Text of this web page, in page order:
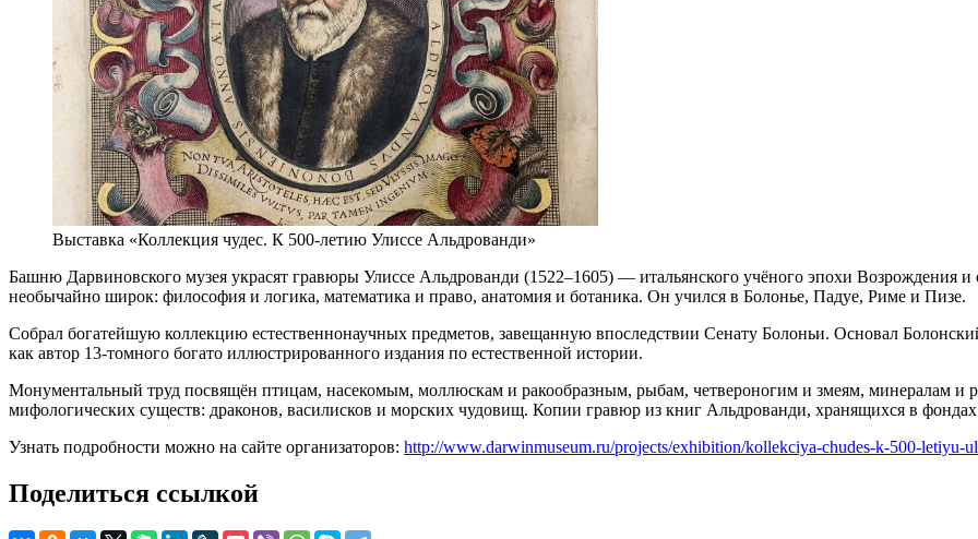
Выставка «Коллекция чудес. К 500-летию Улиссе Альдрованди»
Башню Дарвиновского музея украсят гравюры Улиссе Альдрованди (1522–1605) — итальянского учёного эпохи Возрождения и
необычайно широк: философия и логика, математика и право, анатомия и ботаника. Он учился в Болонье, Падуе, Риме и Пизе.
Собрал богатейшую коллекцию естественнонаучных предметов, завещанную впоследствии Сенату Болоньи. Основал
как автор 13-томного богато иллюстрированного издания по естественной истории.
Монументальный труд посвящён птицам, насекомым, моллюскам и ракообразным, рыбам, четвероногим и змеям, минералам
мифологических существ: драконов, василисков и морских чудовищ. Копии гравюр из книг Альдрованди, хранящихся в
Узнать подробности можно на сайте организаторов: http://www.darwinmuseum.ru/projects/exhibition/kollekciya-chudes-k-500-letiyu-
Поделиться ссылкой